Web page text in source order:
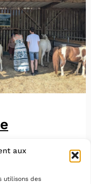
aux
utilisons des